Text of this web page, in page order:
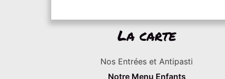
La carte
Nos Entrées et Antipasti
Notre Menu Enfants